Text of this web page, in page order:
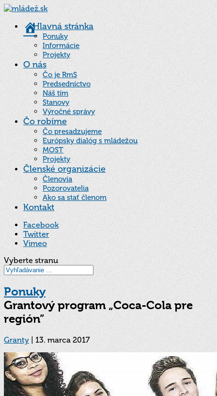
Hlavná stránka
Ponuky
Informácie
Projekty
O nás
Čo je RmS
Predsedníctvo
Náš tím
Stanovy
Výročné správy
Čo robíme
Čo presadzujeme
Európsky dialóg s mládežou
MOST
Projekty
Členské organizácie
Členovia
Pozorovatelia
Ako sa stať členom
Kontakt
Facebook
Twitter
Vimeo
Vyberte stranu
Ponuky
Grantový program „Coca-Cola pre
región”
Granty|13. marca 2017